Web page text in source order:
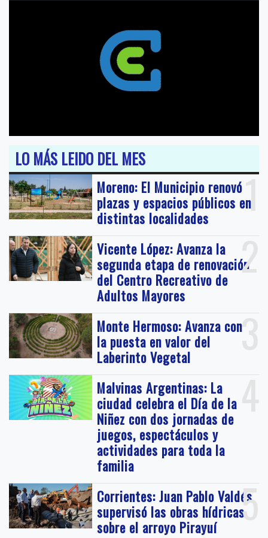
LO MÁS LEIDO DEL MES
1
Moreno: El Municipio renovó
plazas y espacios públicos en
distintas localidades
2
Vicente López: Avanza la
segunda etapa de renovación
del Centro Recreativo de
Adultos Mayores
3
Monte Hermoso: Avanza con
la puesta en valor del
Laberinto Vegetal
4
Malvinas Argentinas: La
ciudad celebra el Día de la
Niñez con dos jornadas de
juegos, espectáculos y
actividades para toda la
familia
5
Corrientes: Juan Pablo Valdés
supervisó las obras hídricas
sobre el arroyo Pirayuí